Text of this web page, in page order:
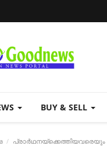
BUY & SELL
പ്രാർഥനയ്ക്കെത്തിയവരെയും